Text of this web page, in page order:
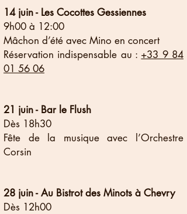
14 juin - Les Cocottes Gessiennes
9h00 à 12:00
Mâchon d’été avec Mino en concert
​Réservation indispensable au : +33 9 84
01 56 06
21 juin - Bar le Flush
Dès 18h30
Fête de la musique avec l’Orchestre
Corsin
28 juin - Au Bistrot des Minots à Chevry
Dès 12h00